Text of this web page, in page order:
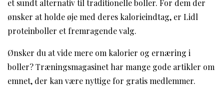
et sundt alternativ til traditionelle boller. For dem der
ønsker at holde øje med deres kalorieindtag, er Lidl
proteinboller et fremragende valg.
Ønsker du at vide mere om kalorier og ernæring i
boller? Træningsmagasinet har mange gode artikler om
emnet, der kan være nyttige for gratis medlemmer.